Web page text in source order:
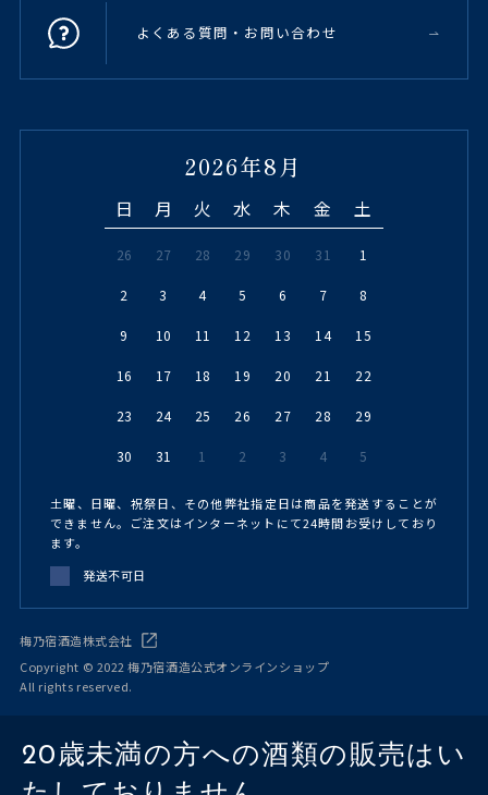
よくある質問・お問い合わせ
2026年8月
日 月 火 水 木 金 土
26 27 28 29 30 31 1
2 3 4 5 6 7 8
9 10 11 12 13 14 15
16 17 18 19 20 21 22
23 24 25 26 27 28 29
30 31 1 2 3 4 5
土曜、日曜、祝祭日、その他弊社指定日は商品を発送することが
できません。ご注文はインターネットにて24時間お受けしており
ます。
発送不可日
梅乃宿酒造株式会社
Copyright © 2022 梅乃宿酒造公式オンラインショップ
All rights reserved.
20歳未満の方への酒類の販売はい